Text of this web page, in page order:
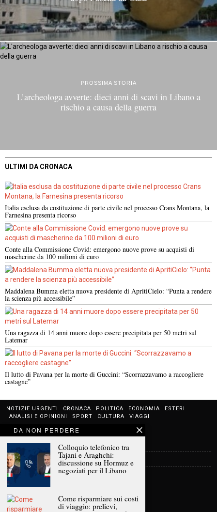
PROSSIMA STORIA
L’archeologa avverte: dieci anni di scavi in Libano a
rischio a causa della guerra
ULTIMI DA CRONACA
Italia esclusa da costituzione di parte civile nel processo Crans Montana, la
Farnesina presenta ricorso
Conte alla Commissione Covid: emergono nuove prove su acquisti di
mascherine da 100 milioni di euro
Maddalena Bumma eletta nuova presidente di ApritiCielo: “Punta a rendere
la scienza più accessibile”
Una ragazza di 14 anni muore dopo essere precipitata per 50 metri sul
Latemar
Il lutto di Pavana per la morte di Guccini: “Scorrazzavamo a raccogliere
castagne”
NOTIZIE URGENTI CRONACA POLITICA ECONOMIA
ESTERI
ANALISI E OPINIONI
SPORT CULTURA VIAGGI
Contatti
Informativa sulla privacy
Politica sui Cookie
DA NON PERDERE
Colloquio telefonico tra
Tajani e Araghchi:
discussione su Hormuz e
negoziati per il Libano
Come risparmiare sui costi
di viaggio: prelievi,